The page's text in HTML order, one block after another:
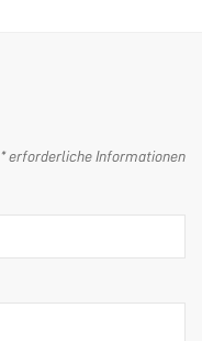
* erforderliche Informationen